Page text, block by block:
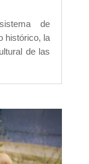
de
histórico, la
de las